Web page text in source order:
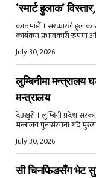
‘स्मार्ट हुलाक’
काठमाडौं । सरकारले हुलाक
कार्यक्रम प्रभावकारी रूपमा
July 30, 2026
लुम्बिनीमा मन्त्रालय
मन्त्रालय
देउखुरी । लुम्बिनी प्रदेश
मन्त्रालय पुनःसंरचना गर्दै
July 30, 2026
सी चिनफिङसँग भेट